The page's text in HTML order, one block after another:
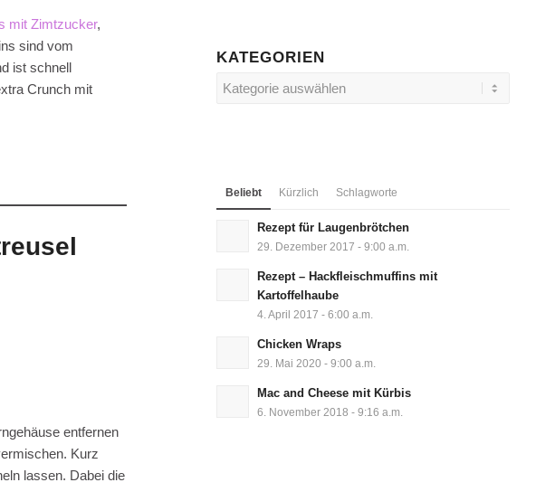
mit Zimtzucker,
sind vom
ist schnell
Crunch mit
entfernen
Kurz
lassen. Dabei die
KATEGORIEN
Kategorien
Beliebt Kürzlich Schlagworte
Rezept für Laugenbrötchen
29. Dezember 2017 - 9:00 a.m.
Rezept – Hackfleischmuffins mit
Kartoffelhaube
4. April 2017 - 6:00 a.m.
Chicken Wraps
29. Mai 2020 - 9:00 a.m.
Mac and Cheese mit Kürbis
6. November 2018 - 9:16 a.m.